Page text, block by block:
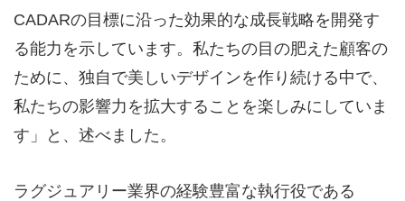
CADARの目標に沿った効果的な成長戦略を開発す
る能力を示しています。私たちの目の肥えた顧客の
ために、独自で美しいデザインを作り続ける中で、
私たちの影響力を拡大することを楽しみにしていま
す」と、述べました。
ラグジュアリー業界の経験豊富な執行役である